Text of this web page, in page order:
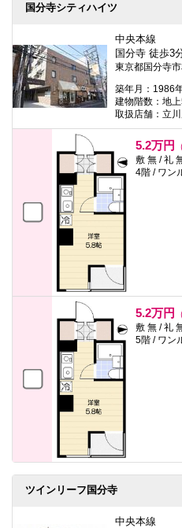
国分寺シティハイツ
中央本線
国分寺 徒歩3
東京都国分寺
築年月：1986
建物階数：地
取扱店舗：立
5.2万円
敷 無 / 礼
4階 / ワン
5.2万円
敷 無 / 礼
5階 / ワン
ツインリーフ国分寺
中央本線